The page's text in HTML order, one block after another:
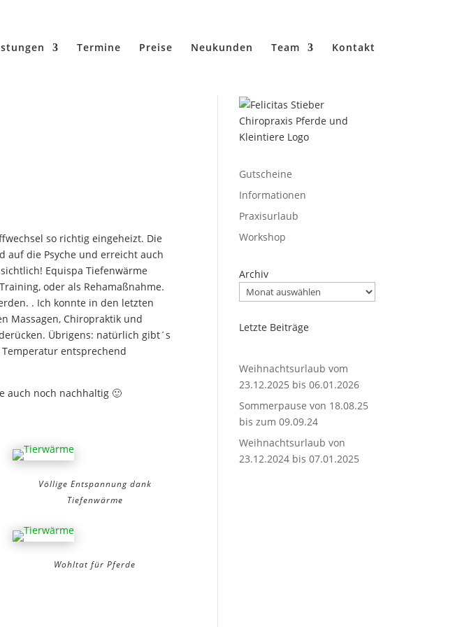
Termine Preise Neukunden Team Kontakt
so richtig eingeheizt. Die
die Psyche und erreicht auch
Equispa Tiefenwärme
oder als Rehamaßnahme.
. Ich konnte in den letzten
Massagen, Chiropraktik und
Übrigens: natürlich gibt´s
entsprechend
auch noch nachhaltig 🙂
Völlige Entspannung dank
Tiefenwärme
Wohltat für Pferde
Gutscheine
Informationen
Praxisurlaub
Workshop
Archiv
Letzte Beiträge
Weihnachtsurlaub vom
23.12.2025 bis 06.01.2026
Sommerpause von 18.08.25
bis zum 09.09.24
Weihnachtsurlaub von
23.12.2024 bis 07.01.2025